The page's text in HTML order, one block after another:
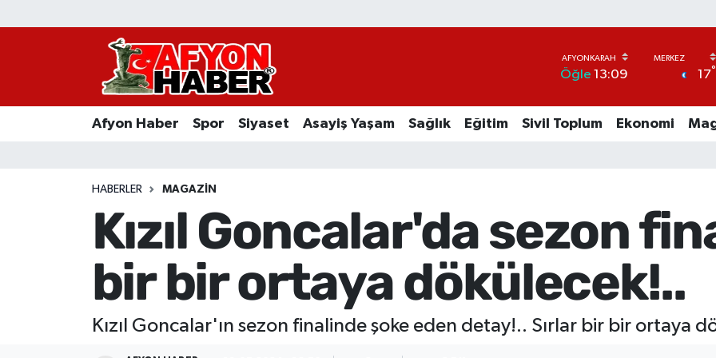
Öğle 13:09 17°
Afyon Haber Spor Siyaset Asayiş Yaşam Sağlık Eğitim Sivil Toplum Ekonomi
HABERLER MAGAZIN
Kızıl Goncalar'da sezon
bir bir ortaya dökülecek!..
Kızıl Goncalar'ın sezon finalinde şoke eden detay!.. Sırlar bir bir ortaya
Afyon Haber
Asayiş Yaşam
Sivil Toplum